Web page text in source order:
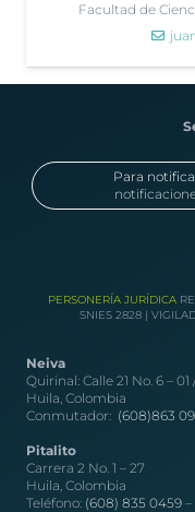
Facultad de
Para
PERSONERÍA JURÍDICA
SNIES 2828 |
Neiva
Quirinal: Calle 21 No. 6 –
Huila, Colombia
Conmutador: (608)863
Pitalito
Carrera 2 No. 1 – 27
Huila, Colombia
Teléfono: (608) 835 0459 –